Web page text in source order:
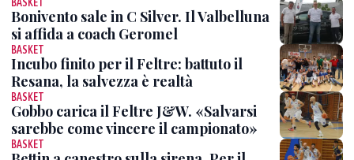
Bonivento sale in C Silver. Il Valbelluna
si affida a coach Geromel
BASKET
Incubo finito per il Feltre: battuto il
Resana, la salvezza è realtà
BASKET
Gobbo carica il Feltre J&W. «Salvarsi
sarebbe come vincere il campionato»
BASKET